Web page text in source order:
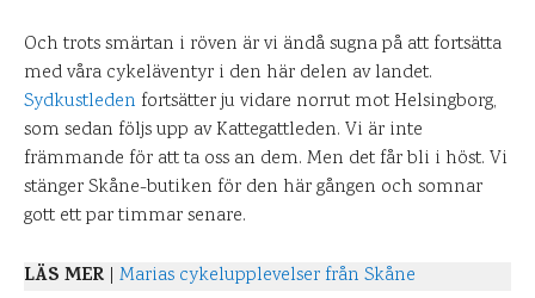
Och trots smärtan i röven är vi ändå sugna på att fortsätta
med våra cykeläventyr i den här delen av landet.
Sydkustleden fortsätter ju vidare norrut mot Helsingborg,
som sedan följs upp av Kattegattleden. Vi är inte
främmande för att ta oss an dem. Men det får bli i höst. Vi
stänger Skåne-butiken för den här gången och somnar
gott ett par timmar senare.
LÄS MER | Marias cykelupplevelser från Skåne